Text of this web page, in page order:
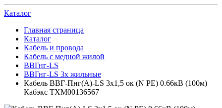
Каталог
Главная страница
Каталог
Кабель и провода
Кабель с медной жилой
ВВГнг-LS
ВВГнг-LS 3х жильные
Кабель ВВГ-Пнг(А)-LS 3х1,5 ок (N PE) 0.66кВ (100м)
Кабэкс ТХМ00136567